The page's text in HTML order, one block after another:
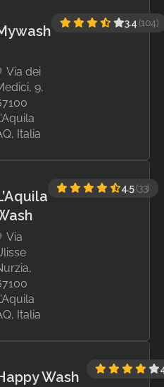
Via dei
9,
Italia
3.4(104)
Via
Italia
4.5(33)
Wash